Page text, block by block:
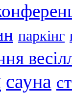
паркінг
сауна